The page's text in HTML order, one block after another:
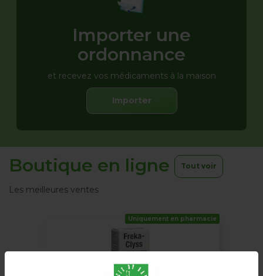
Importer une
ordonnance
et recevez vos médicaments à la maison
Importer
Boutique en ligne Tout voir
Les meilleures ventes
Uniquement en pharmacie